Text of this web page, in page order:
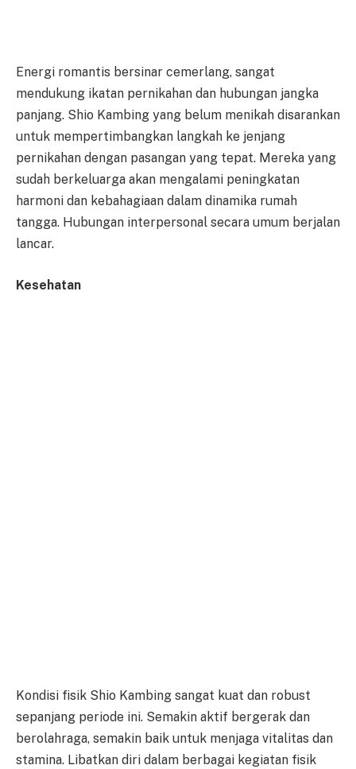
Energi romantis bersinar cemerlang, sangat
mendukung ikatan pernikahan dan hubungan jangka
panjang. Shio Kambing yang belum menikah disarankan
untuk mempertimbangkan langkah ke jenjang
pernikahan dengan pasangan yang tepat. Mereka yang
sudah berkeluarga akan mengalami peningkatan
harmoni dan kebahagiaan dalam dinamika rumah
tangga. Hubungan interpersonal secara umum berjalan
lancar.
Kesehatan
Kondisi fisik Shio Kambing sangat kuat dan robust
sepanjang periode ini. Semakin aktif bergerak dan
berolahraga, semakin baik untuk menjaga vitalitas dan
stamina. Libatkan diri dalam berbagai kegiatan fisik